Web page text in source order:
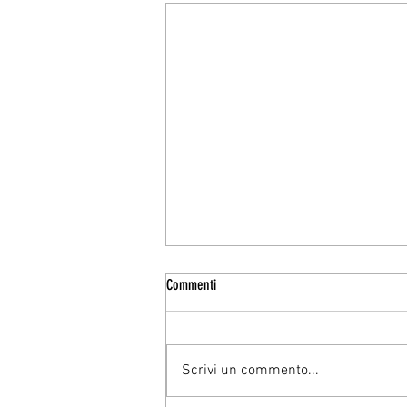
LA LIBIDO SECONDO FREUD E JUNG
Commenti
Scrivi un commento...